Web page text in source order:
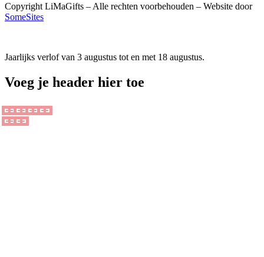
Copyright LiMaGifts – Alle rechten voorbehouden – Website door
SomeSites
Jaarlijks verlof van 3 augustus tot en met 18 augustus.
Voeg je header hier toe